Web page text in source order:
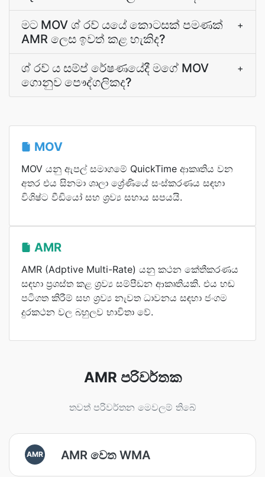
මට MOV ශ් රව් යයේ කොටසක් පමණක්
AMR ලෙස ඉවත් කළ හැකිද?
+
ශ් රව් ය සම්ප් රේෂණයේදී මගේ MOV
ගොනුව පෞද්ගලිකද?
+
MOV
MOV යනු ඇපල් සමාගමේ QuickTime ආකෘතිය වන
අතර එය සිනමා ශාලා ශ්‍රේණියේ සංස්කරණය සඳහා
විශිෂ්ට වීඩියෝ සහ ශ්‍රව්‍ය සහාය සපයයි.
AMR
AMR (Adptive Multi-Rate) යනු කථන කේතීකරණය
සඳහා ප්‍රශස්ත කළ ශ්‍රව්‍ය සම්පීඩන ආකෘතියකි. එය හඬ
පටිගත කිරීම් සහ ශ්‍රව්‍ය නැවත ධාවනය සඳහා ජංගම
දුරකථන වල බහුලව භාවිතා වේ.
AMR පරිවර්තක
තවත් පරිවර්තන මෙවලම් තිබේ
AMR AMR වෙත WMA